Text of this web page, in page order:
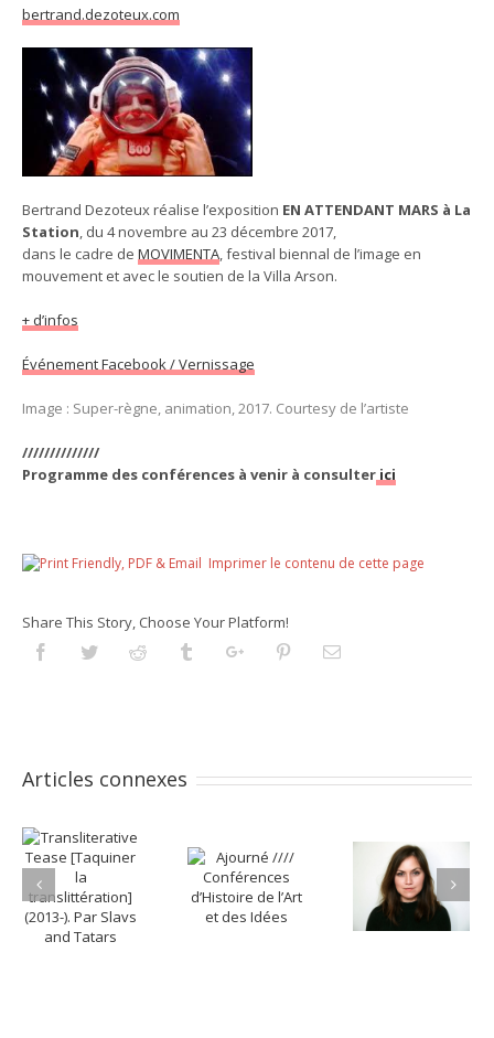
bertrand.dezoteux.com
Bertrand Dezoteux réalise l’exposition EN ATTENDANT MARS à La
Station, du 4 novembre au 23 décembre 2017,
dans le cadre de MOVIMENTA, festival biennal de l’image en
mouvement et avec le soutien de la Villa Arson.
+ d’infos
Événement Facebook / Vernissage
Image : Super-règne, animation, 2017. Courtesy de l’artiste
//////////////
Programme des conférences à venir à consulter ici
Imprimer le contenu de cette page
Share This Story, Choose Your Platform!
FacebookTwitterReddit TumblrGoogleplusPinterestEmail
Articles connexes